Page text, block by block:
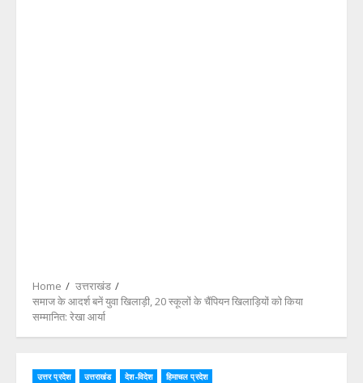
Home
उत्तराखंड
समाज के आदर्श बनें युवा खिलाड़ी, 20 स्कूलों के चैंपियन खिलाड़ियों को किया
सम्मानित: रेखा आर्या
उत्तर प्रदेश उत्तराखंड देश-विदेश हिमाचल प्रदेश